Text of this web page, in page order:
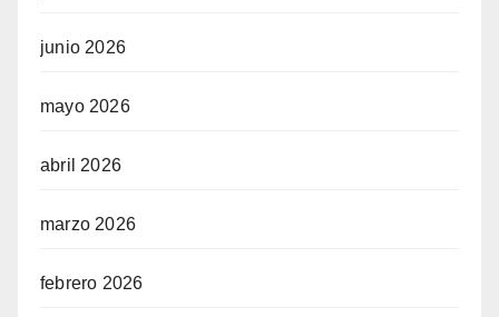
junio 2026
mayo 2026
abril 2026
marzo 2026
febrero 2026